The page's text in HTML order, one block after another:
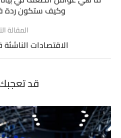
وكيف ستكون ردة
المقالة
الاقتصادات
قد